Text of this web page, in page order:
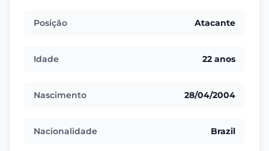
Posição Atacante
Idade 22 anos
Nascimento 28/04/2004
Nacionalidade Brazil